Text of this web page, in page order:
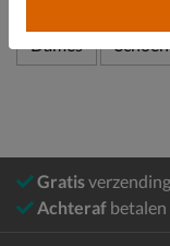
Dames
Gratis
Achteraf betalen